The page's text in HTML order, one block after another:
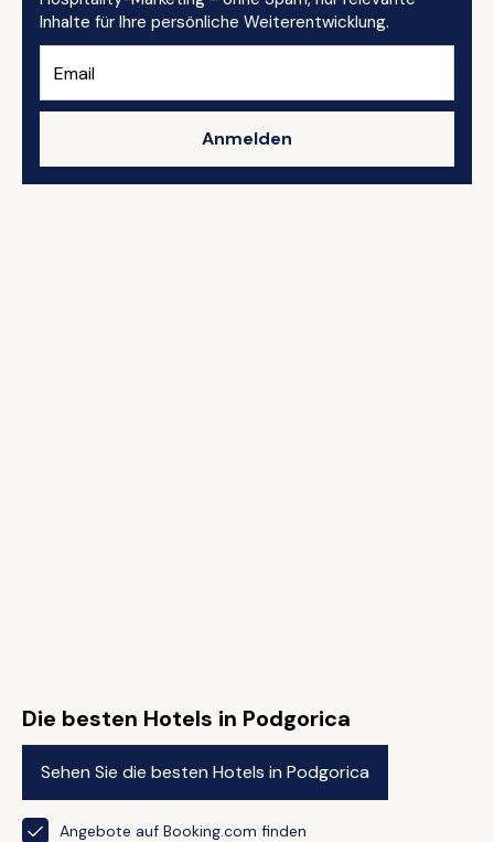
Inhalte für Ihre persönliche Weiterentwicklung.
Anmelden
Die besten Hotels in Podgorica
Sehen Sie die besten Hotels in Podgorica
Angebote auf Booking.com finden